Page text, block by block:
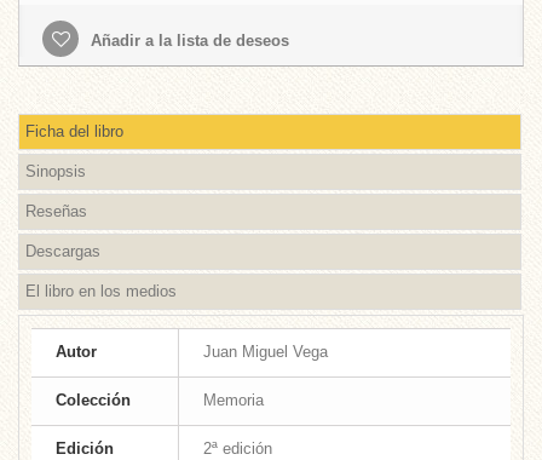
Añadir a la lista de deseos
Ficha del libro
Sinopsis
Reseñas
Descargas
El libro en los medios
Autor Juan Miguel Vega
Colección Memoria
Edición 2ª edición